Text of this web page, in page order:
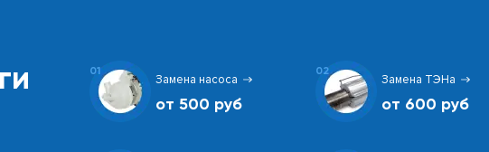
01
Замена насоса
от 500 руб
02
Замена ТЭНа
от 600 руб